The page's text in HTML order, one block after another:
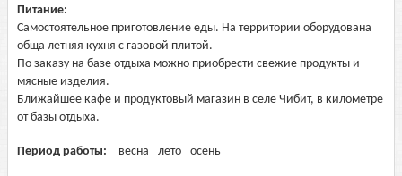
Питание:
Самостоятельное приготовление еды. На территории оборудована
обща летняя кухня с газовой плитой.
По заказу на базе отдыха можно приобрести свежие продукты и
мясные изделия.
Ближайшее кафе и продуктовый магазин в селе Чибит, в километре
от базы отдыха.
Период работы: весна лето осень